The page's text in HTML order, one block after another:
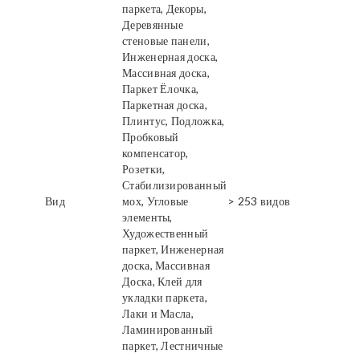
Вид
паркета, Декоры,
Деревянные
стеновые панели,
Инженерная доска,
Массивная доска,
Паркет Ёлочка,
Паркетная доска,
Плинтус, Подложка,
Пробковый
компенсатор,
Розетки,
Стабилизированный
мох, Угловые
элементы,
Художественный
паркет, Инженерная
доска, Массивная
Доска, Клей для
укладки паркета,
Лаки и Масла,
Ламинированный
паркет, Лестничные
> 253 видов